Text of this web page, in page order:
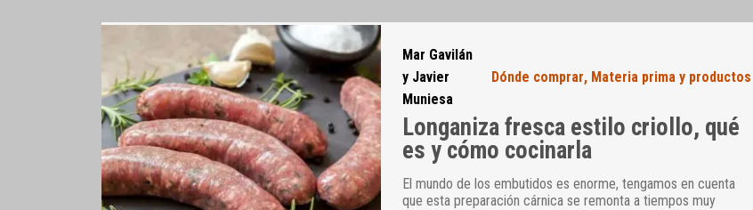
Mar Gavilán
y Javier
Muniesa
Dónde comprar, Materia prima y productos
Longaniza fresca estilo criollo, qué
es y cómo cocinarla
El mundo de los embutidos es enorme, tengamos en cuenta
que esta preparación cárnica se remonta a tiempos muy